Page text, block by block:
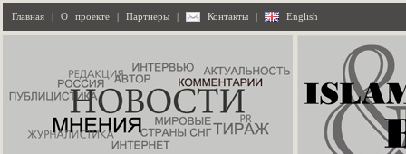
Главная О проекте Партнеры Контакты English